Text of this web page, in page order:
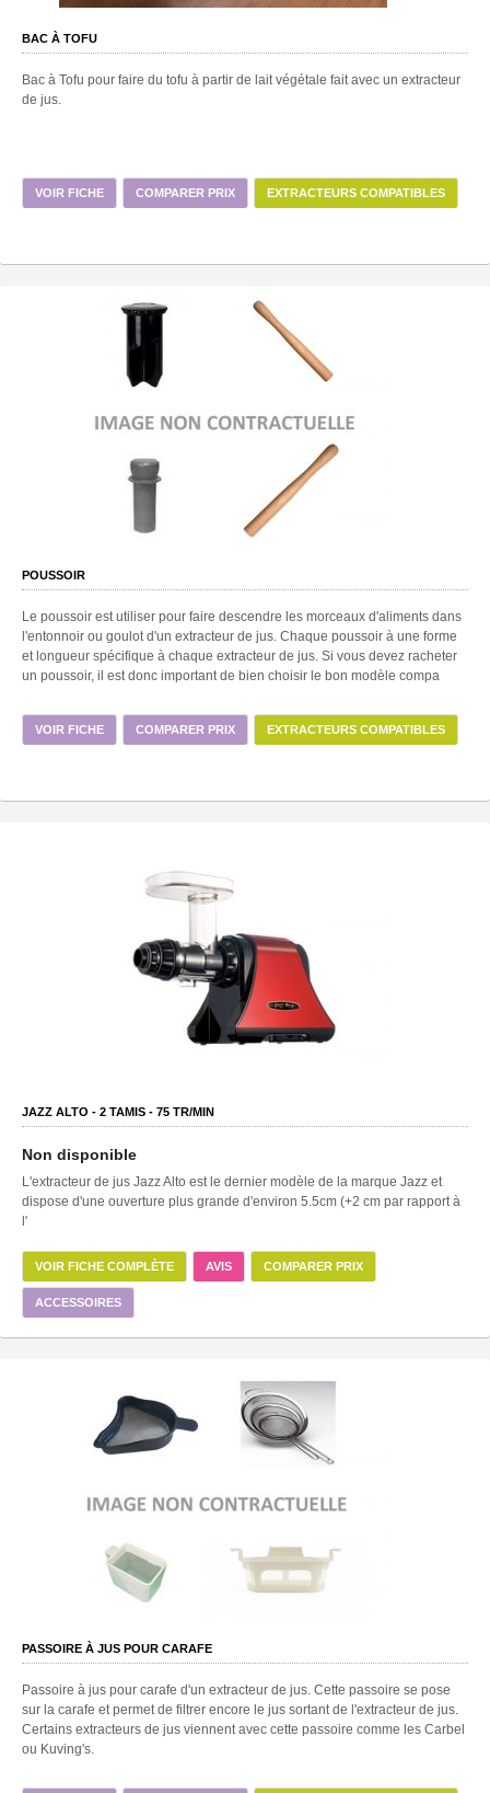
BAC À TOFU
Bac à Tofu pour faire du tofu à partir de lait végétale fait avec un extracteur
de jus.
VOIR FICHE COMPARER PRIX EXTRACTEURS COMPATIBLES
POUSSOIR
Le poussoir est utiliser pour faire descendre les morceaux d'aliments dans
l'entonnoir ou goulot d'un extracteur de jus. Chaque poussoir à une forme
et longueur spécifique à chaque extracteur de jus. Si vous devez racheter
un poussoir, il est donc important de bien choisir le bon modèle compa
VOIR FICHE COMPARER PRIX EXTRACTEURS COMPATIBLES
JAZZ ALTO - 2 TAMIS - 75 TR/MIN
Non disponible
L'extracteur de jus Jazz Alto est le dernier modèle de la marque Jazz et
dispose d'une ouverture plus grande d'environ 5.5cm (+2 cm par rapport à
l'
VOIR FICHE COMPLÈTE AVIS COMPARER PRIX
ACCESSOIRES
PASSOIRE À JUS POUR CARAFE
Passoire à jus pour carafe d'un extracteur de jus. Cette passoire se pose
sur la carafe et permet de filtrer encore le jus sortant de l'extracteur de jus.
Certains extracteurs de jus viennent avec cette passoire comme les Carbel
ou Kuving's.